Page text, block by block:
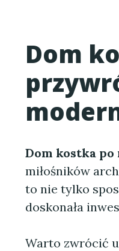
Dom
Dom kostka
miłośników
to nie tylko
doskonała
Warto zwrócić